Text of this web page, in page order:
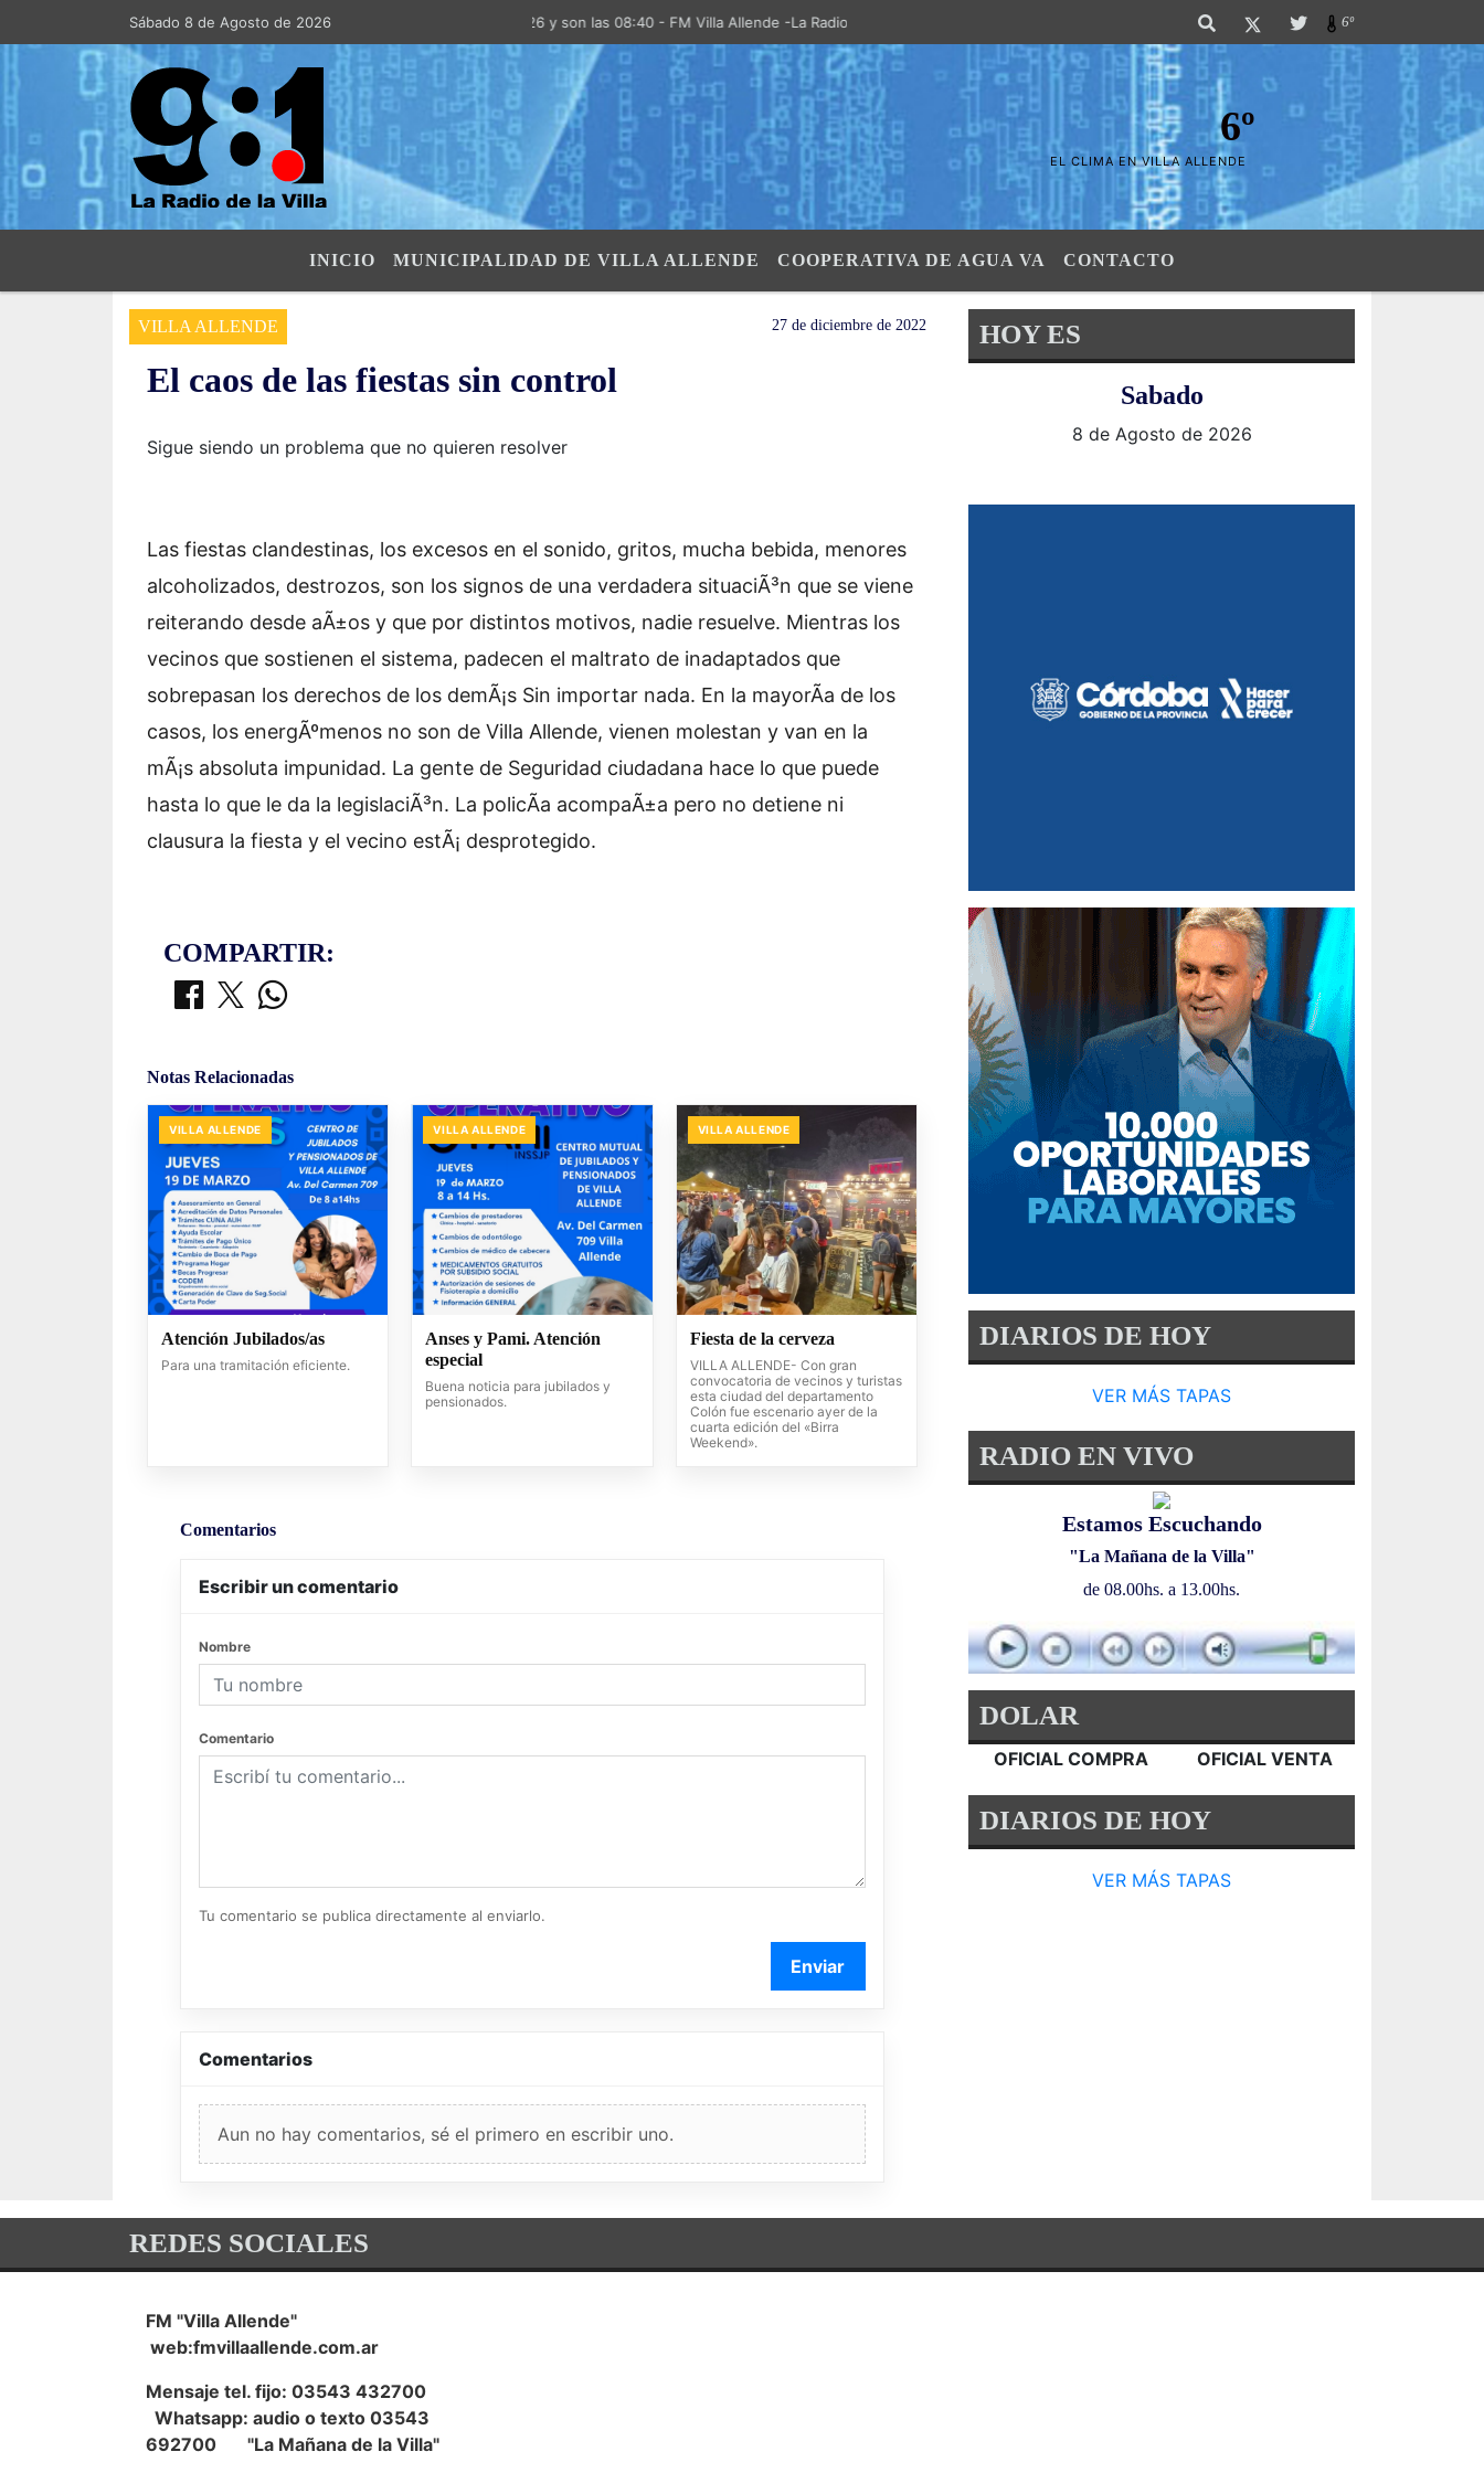
Sábado 8 de Agosto de 2026Hoy es Sábado 8 de Agosto de 2026 y son las 08:40 - FM Villa Allende -La Radio de la Villa- "El Aire de las Sierras". SI SU AVISO ESTA AQUÃ,..FELICITACIONES PUES..!
6º
6º
EL CLIMA EN VILLA ALLENDE
INICIO MUNICIPALIDAD DE VILLA ALLENDE COOPERATIVA DE AGUA VA CONTACTO
VILLA ALLENDE 27 de diciembre de 2022
El caos de las fiestas sin control
Sigue siendo un problema que no quieren resolver
Las fiestas clandestinas, los excesos en el sonido, gritos, mucha bebida, menores
alcoholizados, destrozos, son los signos de una verdadera situaciÃ³n que se viene
reiterando desde aÃ±os y que por distintos motivos, nadie resuelve. Mientras los
vecinos que sostienen el sistema, padecen el maltrato de inadaptados que
sobrepasan los derechos de los demÃ¡s Sin importar nada. En la mayorÃ­a de los
casos, los energÃºmenos no son de Villa Allende, vienen molestan y van en la
mÃ¡s absoluta impunidad. La gente de Seguridad ciudadana hace lo que puede
hasta lo que le da la legislaciÃ³n. La policÃ­a acompaÃ±a pero no detiene ni
clausura la fiesta y el vecino estÃ¡ desprotegido.
COMPARTIR:
Notas Relacionadas
VILLA ALLENDE
Atención Jubilados/as
Para una tramitación eficiente.
VILLA ALLENDE
Anses y Pami. Atención
especial
Buena noticia para jubilados y
pensionados.
VILLA ALLENDE
Fiesta de la cerveza
VILLA ALLENDE- Con gran
convocatoria de vecinos y turistas
esta ciudad del departamento
Colón fue escenario ayer de la
cuarta edición del «Birra
Weekend».
Comentarios
Escribir un comentario
Nombre
Comentario
Tu comentario se publica directamente al enviarlo.
Enviar
Comentarios
Aun no hay comentarios, sé el primero en escribir uno.
HOY ES
Sabado
8 de Agosto de 2026
DIARIOS DE HOY
VER MÁS TAPAS
RADIO EN VIVO
Estamos Escuchando
"La Mañana de la Villa"
de 08.00hs. a 13.00hs.
DOLAR
OFICIAL COMPRA OFICIAL VENTA
DIARIOS DE HOY
VER MÁS TAPAS
REDES SOCIALES
FM "Villa Allende"
web:fmvillaallende.com.ar
Mensaje tel. fijo: 03543 432700
Whatsapp: audio o texto 03543
692700 "La Mañana de la Villa"